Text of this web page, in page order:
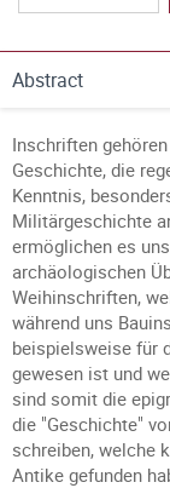
Abstract
Inschriften
Geschichte, die
Kenntnis,
Militärgeschichte
ermöglichen es
archäologischen
Weihinschriften,
während uns
beispielsweise für
gewesen ist und
sind somit die
die "Geschichte"
schreiben, welche
Antike gefunden